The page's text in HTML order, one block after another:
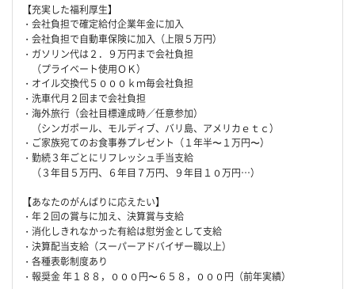
【充実した福利厚生】
・会社負担で確定給付企業年金に加入
・会社負担で自動車保険に加入（上限５万円）
・ガソリン代は２．９万円まで会社負担
（プライベート使用ＯＫ）
・オイル交換代５０００ｋｍ毎会社負担
・洗車代月２回まで会社負担
・海外旅行（会社目標達成時／任意参加）
（シンガポール、モルディブ、バリ島、アメリカｅｔｃ）
・ご家族宛てのお食事券プレゼント（１年半〜１万円〜）
・勤続３年ごとにリフレッシュ手当支給
（３年目５万円、６年目７万円、９年目１０万円…）
【あなたのがんばりに応えたい】
・年２回の賞与に加え、決算賞与支給
・消化しきれなかった有給は慰労金として支給
・決算配当支給（スーパーアドバイザー職以上）
・各種表彰制度あり
・報奨金 年１８８，０００円〜６５８，０００円（前年実績）